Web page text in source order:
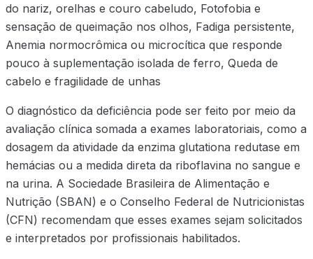
do nariz, orelhas e couro cabeludo, Fotofobia e
sensação de queimação nos olhos, Fadiga persistente,
Anemia normocrômica ou microcítica que responde
pouco à suplementação isolada de ferro, Queda de
cabelo e fragilidade de unhas
O diagnóstico da deficiência pode ser feito por meio da
avaliação clínica somada a exames laboratoriais, como a
dosagem da atividade da enzima glutationa redutase em
hemácias ou a medida direta da riboflavina no sangue e
na urina. A Sociedade Brasileira de Alimentação e
Nutrição (SBAN) e o Conselho Federal de Nutricionistas
(CFN) recomendam que esses exames sejam solicitados
e interpretados por profissionais habilitados.